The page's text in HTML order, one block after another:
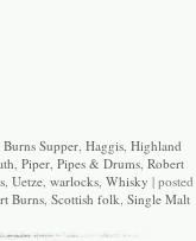
Burns Supper Haggis Highland
Piper Pipes & Drums Robert
Uetze warlocks Whisky | posted
Burns Scottish folk Single Malt